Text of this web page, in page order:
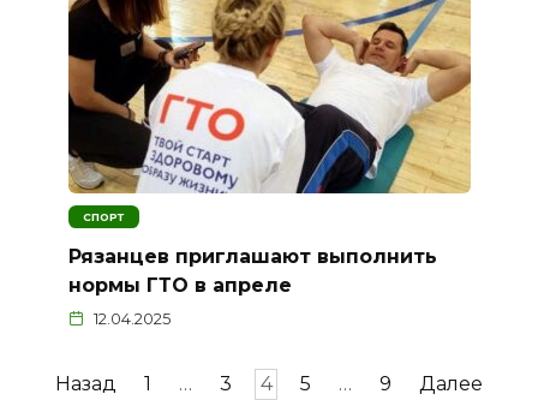
СПОРТ
Рязанцев приглашают выполнить
нормы ГТО в апреле
12.04.2025
Пагинация
Назад 1 … 3 4 5 … 9 Далее